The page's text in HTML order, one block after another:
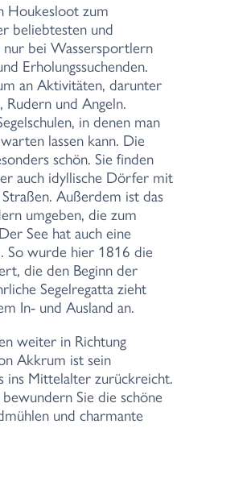
Houkesloot zum
beliebtesten und
nur bei Wassersportlern
Erholungssuchenden.
an Aktivitäten, darunter
Rudern und Angeln.
in denen man
lassen kann. Die
schön. Sie finden
auch idyllische Dörfer mit
Außerdem ist das
umgeben, die zum
See hat auch eine
So wurde hier 1816 die
die den Beginn der
Segelregatta zieht
In- und Ausland an.
weiter in Richtung
Akkrum ist sein
ins Mittelalter zurückreicht.
Sie die schöne
und charmante
und den Nieuwe
Diese Stadt verfügt über